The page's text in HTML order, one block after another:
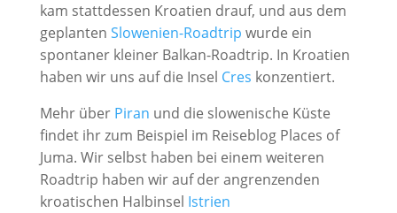
kam stattdessen Kroatien drauf, und aus dem
geplanten Slowenien-Roadtrip wurde ein
spontaner kleiner Balkan-Roadtrip. In Kroatien
haben wir uns auf die Insel Cres konzentiert.
Mehr über Piran und die slowenische Küste
findet ihr zum Beispiel im Reiseblog Places of
Juma. Wir selbst haben bei einem weiteren
Roadtrip haben wir auf der angrenzenden
kroatischen Halbinsel Istrien